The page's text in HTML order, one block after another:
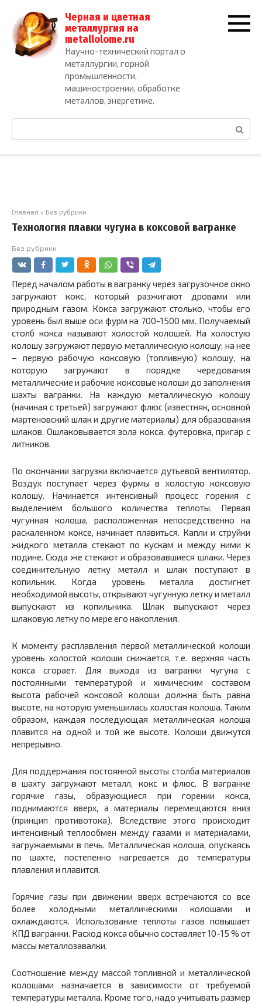
контенту
Черная и цветная
металлургия на
metallolome.ru
Научно-технический портал о
металлургии, горной
промышленности,
машиностроении, обработке
металлов, энергетике.
Главная » Без рубрики
Технология плавки чугуна в коксовой вагранке
Без рубрики
Перед началом работы в вагранку через загрузочное окно
загружают кокс, который разжигают дровами или
природным газом. Кокса загружают столько, чтобы его
уровень был выше оси фурм на 700-1500 мм. Получаемый
столб кокса называют холостой колошей. На холостую
колошу загружают первую металлическую колошу; на нее
– первую рабочую коксовую (топливную) колошу, на
которую загружают в порядке чередования
металлические и рабочие коксовые колоши до заполнения
шахты вагранки. На каждую металлическую колошу
(начиная с третьей) загружают флюс (известняк, основной
мартеновский шлак и другие материалы) для образования
шлаков. Ошлаковывается зола кокса, футеровка, пригар с
литников.
По окончании загрузки включается дутьевой вентилятор.
Воздух поступает через фурмы в холостую коксовую
колошу. Начинается интенсивный процесс горения с
выделением большого количества теплоты. Первая
чугунная колоша, расположенная непосредственно на
раскаленном коксе, начинает плавиться. Капли и струйки
жидкого металла стекают по кускам и между ними к
подине. Сюда же стекают и образовавшиеся шлаки. Через
соединительную летку металл и шлак поступают в
копильник. Когда уровень металла достигнет
необходимой высоты, открывают чугунную летку и металл
выпускают из копильника. Шлак выпускают через
шлаковую летку по мере его накопления.
К моменту расплавления первой металлической колоши
уровень холостой колоши снижается, т.е. верхняя часть
кокса сгорает. Для выхода из вагранки чугуна с
постоянными температурой и химическим составом
высота рабочей коксовой колоши должна быть равна
высоте, на которую уменьшилась холостая колоша. Таким
образом, каждая последующая металлическая колоша
плавится на одной и той же высоте. Колоши движутся
непрерывно.
Для поддержания постоянной высоты столба материалов
в шахту загружают металл, кокс и флюс. В вагранке
горячие газы, образующиеся при горении кокса,
поднимаются вверх, а материалы перемещаются вниз
(принцип противотока). Вследствие этого происходит
интенсивный теплообмен между газами и материалами,
загружаемыми в печь. Металлическая колоша, опускаясь
по шахте, постепенно нагревается до температуры
плавления и плавится.
Горячие газы при движении вверх встречаются со все
более холодными металлическими колошами и
охлаждаются. Использование теплоты газов повышает
КПД вагранки. Расход кокса обычно составляет 10-15 % от
массы металлозавалки.
Соотношение между массой топливной и металлической
колошами назначается в зависимости от требуемой
температуры металла. Кроме того, надо учитывать размер